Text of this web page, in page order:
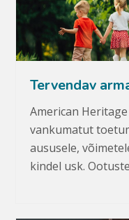
Tervendav
American
vankumatut
aususele,
kindel usk.